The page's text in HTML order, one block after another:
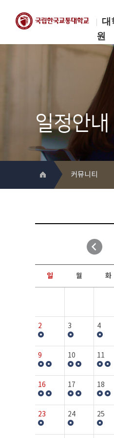
대
원
한국교통대학교
대학일자리
일정안내
커뮤니티
취업성공지원과
창업지원·교육
현장실습/IPP
커뮤니티
일 월 화
2 3 4
9 10 11
16 17 18
23 24 25